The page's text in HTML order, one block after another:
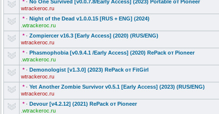
* · No One Survived [v0.0.7.8/Early Access] (2023) Portable от Pioneer
wtrackeroc.ru
* · Night of the Dead v1.0.0.15 [RUS + ENG] (2024)
.wtrackeroc.ru
* · Zompiercer v16.3 [Early Access] (2020) (RUS/ENG)
wtrackeroc.ru
* · Phasmophobia [v0.9.4.1 /Early Access] (2020) RePack от Pioneer
.wtrackeroc.ru
* · Demonologist [v1.3.0] (2023) RePack от FitGirl
wtrackeroc.ru
* · Yet Another Zombie Survivor v0.5.1 [Early Access] (2023) (RUS/ENG)
wtrackeroc.ru
* · Devour [v4.2.12] (2021) RePack от Pioneer
.wtrackeroc.ru